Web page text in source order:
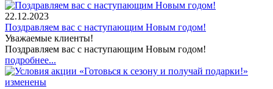
22.12.2023
Поздравляем вас с наступающим Новым годом!
Уважаемые клиенты!
Поздравляем вас с наступающим Новым годом!
подробнее...